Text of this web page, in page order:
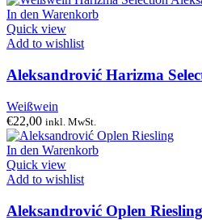
In den Warenkorb
Quick view
Add to wishlist
Aleksandrović Harizma
Weißwein
€22,00 inkl. MwSt.
In den Warenkorb
Quick view
Add to wishlist
Aleksandrović Oplen Riesling